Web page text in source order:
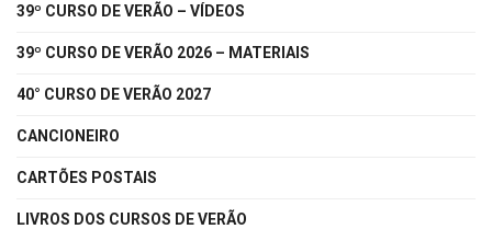
39º CURSO DE VERÃO – VÍDEOS
39º CURSO DE VERÃO 2026 – MATERIAIS
40° CURSO DE VERÃO 2027
CANCIONEIRO
CARTÕES POSTAIS
LIVROS DOS CURSOS DE VERÃO